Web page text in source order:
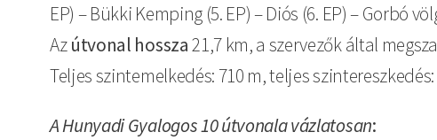
EP) – Bükki Kemping (5. EP) – Diós (6. EP) – Gorbó
Azútvonal hossza21,7 km, a szervezők által
Teljes szintemelkedés: 710 m, teljes szintereszkedés:
A Hunyadi Gyalogos 10 útvonala vázlatosan: